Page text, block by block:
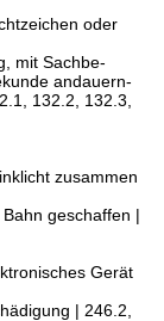
oder
mit Sachbe-
andauern-
132.2, 132.3,
zusammen
geschaffen |
Gerät
| 246.2,